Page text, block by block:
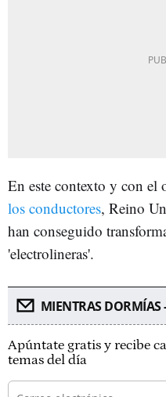
En este contexto y con el
los conductores, Reino
han conseguido
'electrolineras'.
MIENTRAS DORMÍAS
Apúntate gratis y recibe
temas del día